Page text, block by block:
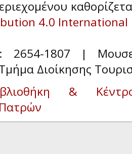
4.0 International
2654-1807 |
Διοίκησης
&